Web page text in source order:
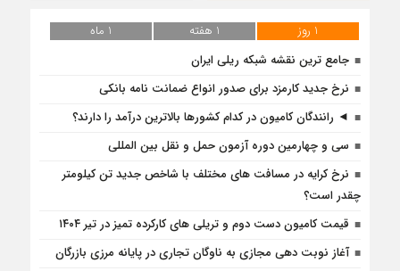
1 روز 1 هفته
1 ماه
جامع ترین نقشه شبکه ریلی ایران
نرخ جدید کارمزد برای صدور انواع ضمانت نامه بانکی
◄ رانندگان کامیون در کدام کشورها بالاترین درآمد را دارند؟
سی و چهارمین دوره آزمون حمل و نقل بین المللی
نرخ کرایه در مسافت‌ های مختلف با شاخص جدید تن کیلومتر
چقدر است؟
قیمت کامیون دست دوم و تریلی‌ های کارکرده تمیز در تیر ۱۴۰۴
آغاز نوبت دهی مجازی به ناوگان تجاری در پایانه مرزی بازرگان